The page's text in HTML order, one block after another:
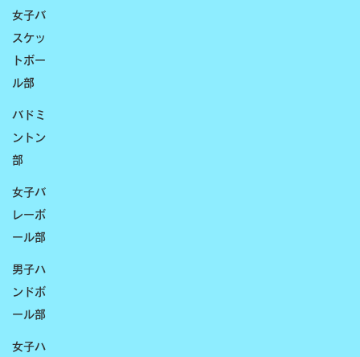
女子バ
スケッ
トボー
ル部
バドミ
ントン
部
女子バ
レーボ
ール部
男子ハ
ンドボ
ール部
女子ハ